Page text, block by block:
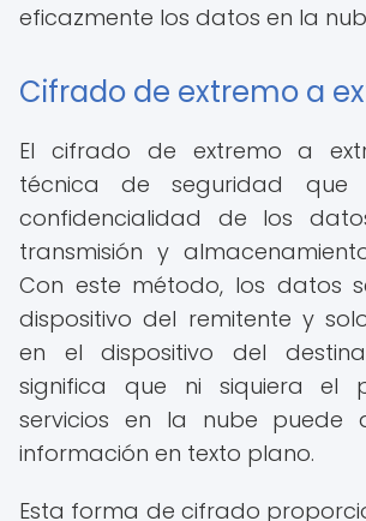
eficazmente los datos en la
Cifrado de extremo a
El cifrado de extremo a
técnica de seguridad que
confidencialidad de los
transmisión y
Con este método, los datos
dispositivo del remitente y
en el dispositivo del
significa que ni siquiera el
servicios en la nube puede
información en texto plano.
Esta forma de cifrado